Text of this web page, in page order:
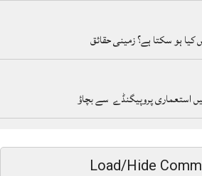
کیا ہو سکتا ہے؟ زمینی حقائق
استعماری پروپیگنڈے سے بچاؤ
Load/Hide